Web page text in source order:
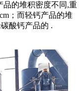
品的堆积密度不同,重
；而轻钙产品的堆
酸钙产品的 .